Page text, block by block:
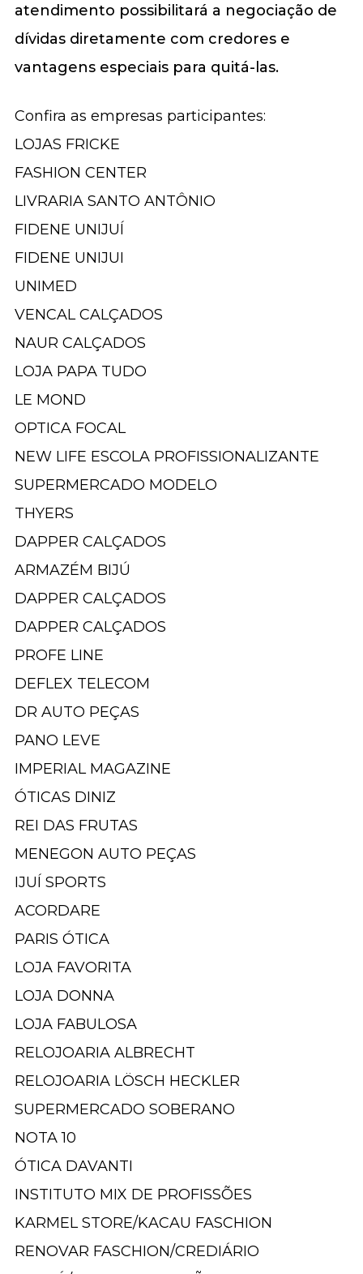
atendimento possibilitará a negociação de
dívidas diretamente com credores e
vantagens especiais para quitá-las.
Confira as empresas participantes:
LOJAS FRICKE
FASHION CENTER
LIVRARIA SANTO ANTÔNIO
FIDENE UNIJUÍ
FIDENE UNIJUI
UNIMED
VENCAL CALÇADOS
NAUR CALÇADOS
LOJA PAPA TUDO
LE MOND
OPTICA FOCAL
NEW LIFE ESCOLA PROFISSIONALIZANTE
SUPERMERCADO MODELO
THYERS
DAPPER CALÇADOS
ARMAZÉM BIJÚ
DAPPER CALÇADOS
DAPPER CALÇADOS
PROFE LINE
DEFLEX TELECOM
DR AUTO PEÇAS
PANO LEVE
IMPERIAL MAGAZINE
ÓTICAS DINIZ
REI DAS FRUTAS
MENEGON AUTO PEÇAS
IJUÍ SPORTS
ACORDARE
PARIS ÓTICA
LOJA FAVORITA
LOJA DONNA
LOJA FABULOSA
RELOJOARIA ALBRECHT
RELOJOARIA LÖSCH HECKLER
SUPERMERCADO SOBERANO
NOTA 10
ÓTICA DAVANTI
INSTITUTO MIX DE PROFISSÕES
KARMEL STORE/KACAU FASCHION
RENOVAR FASCHION/CREDIÁRIO